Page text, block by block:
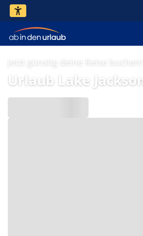
Jetzt günstig deine Reise buchen!
Urlaub Lake Jackson